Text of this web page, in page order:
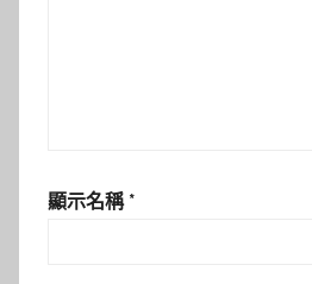
顯示名稱 *